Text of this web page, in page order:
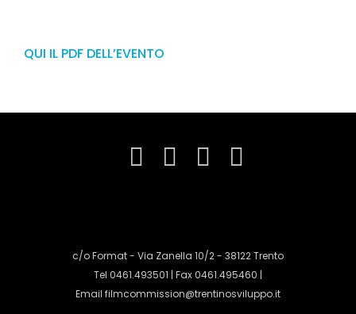
QUI IL PDF DELL’EVENTO
c/o Format - Via Zanella 10/2 - 38122 Trento
Tel 0461.493501 | Fax 0461.495460 |
Email filmcommission@trentinosviluppo.it